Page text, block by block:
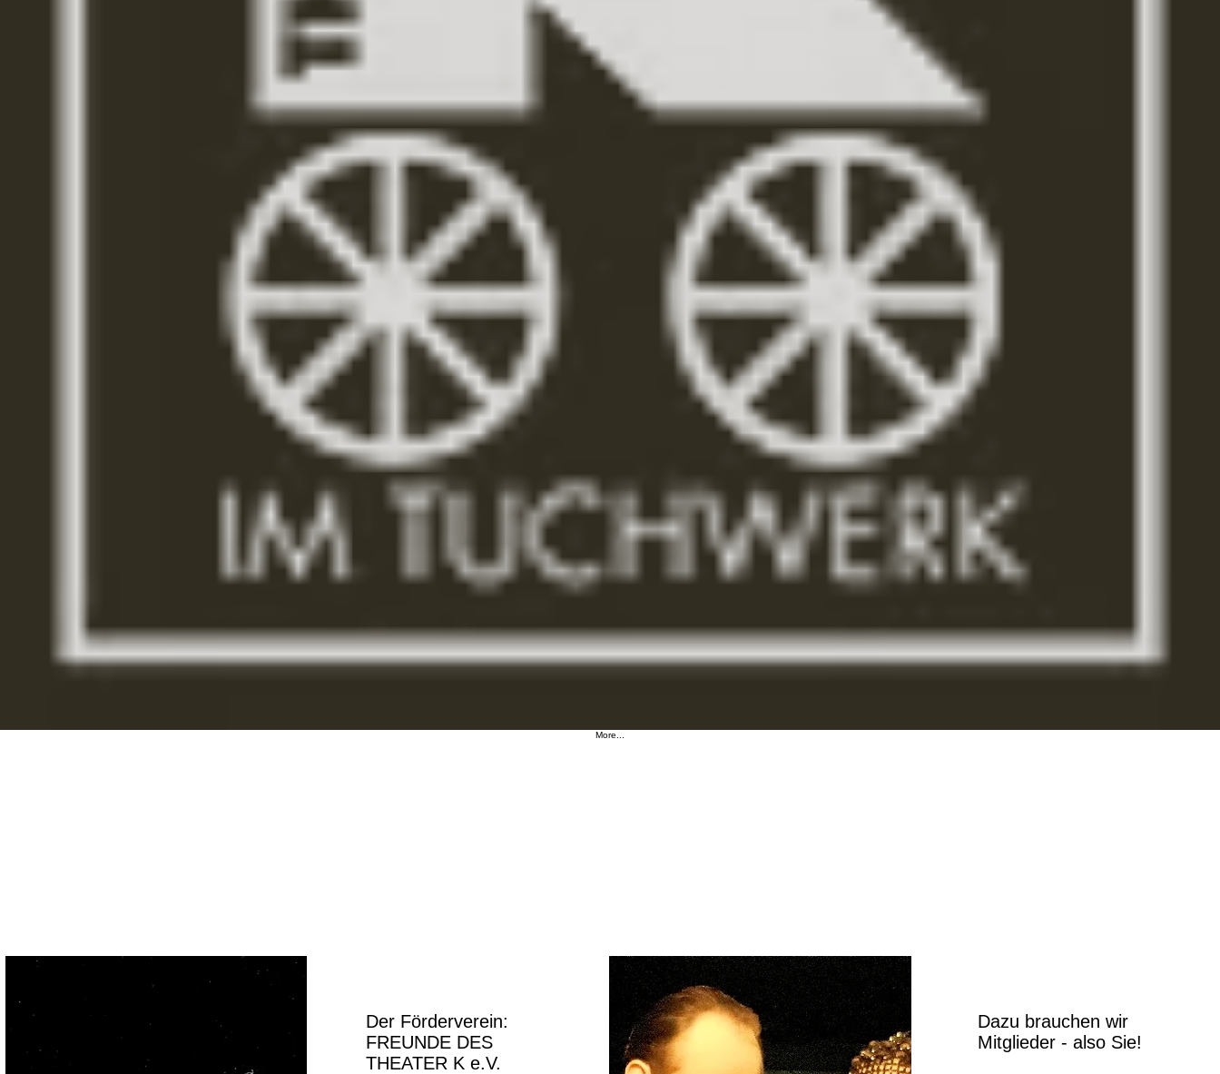
More...
Der Förderverein:
FREUNDE DES
THEATER K e.V.
Dazu brauchen wir
Mitglieder - also Sie!